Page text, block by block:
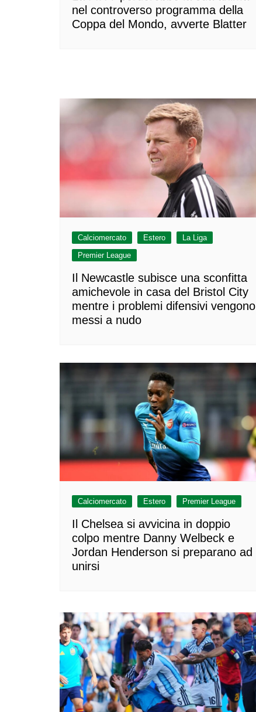
nel controverso programma della
Coppa del Mondo, avverte Blatter
Calciomercato Estero
La Liga
Premier League
Il Newcastle subisce una sconfitta
amichevole in casa del Bristol City
mentre i problemi difensivi vengono
messi a nudo
Calciomercato Estero Premier League
Il Chelsea si avvicina in doppio
colpo mentre Danny Welbeck e
Jordan Henderson si preparano ad
unirsi